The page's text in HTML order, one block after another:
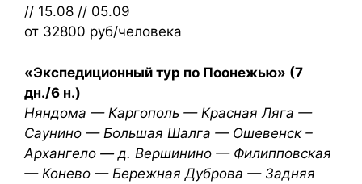
// 15.08 // 05.09
от 32800 руб/человека
«Экспедиционный тур по Поонежью» (7
дн./6 н.)
Няндома — Каргополь — Красная Ляга —
Саунино — Большая Шалга — Ошевенск –
Архангело — д. Вершинино — Филипповская
— Конево — Бережная Дуброва — Задняя